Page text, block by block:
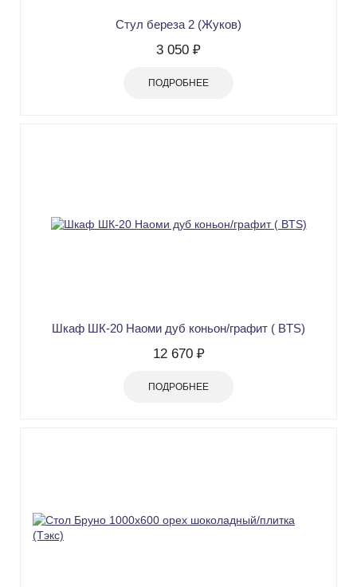
Стул береза 2 (Жуков)
3 050 ₽
ПОДРОБНЕЕ
Шкаф ШК-20 Наоми дуб коньон/графит ( BTS)
12 670 ₽
ПОДРОБНЕЕ